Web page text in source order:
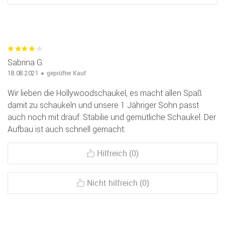
Sabrina G.
18.08.2021 geprüfter Kauf
Wir lieben die Hollywoodschaukel, es macht allen Spaß
damit zu schaukeln und unsere 1 Jähriger Sohn passt
auch noch mit drauf. Stabilie und gemütliche Schaukel. Der
Aufbau ist auch schnell gemacht.
Hilfreich (0)
Nicht hilfreich (0)